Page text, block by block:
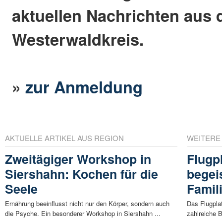
aktuellen Nachrichten aus
Westerwaldkreis.
»zur Anmeldung
AKTUELLE ARTIKEL AUS REGION
Zweitägiger Workshop in
Siershahn: Kochen für die
Seele
Ernährung beeinflusst nicht nur den Körper, sondern auch
die Psyche. Ein besonderer Workshop in Siershahn ...
Das
zahlreiche